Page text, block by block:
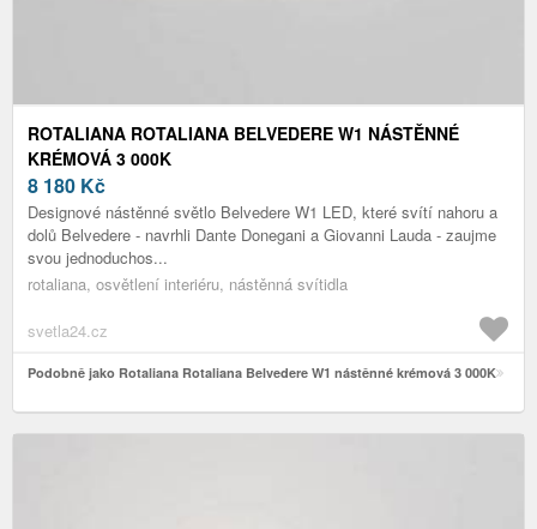
ROTALIANA ROTALIANA BELVEDERE W1 NÁSTĚNNÉ
KRÉMOVÁ 3 000K
8 180 Kč
Designové nástěnné světlo Belvedere W1 LED, které svítí nahoru a
dolů Belvedere - navrhli Dante Donegani a Giovanni Lauda - zaujme
svou jednoduchos...
rotaliana, osvětlení interiéru, nástěnná svítidla
svetla24.cz
Podobně jako Rotaliana Rotaliana Belvedere W1 nástěnné krémová 3 000K